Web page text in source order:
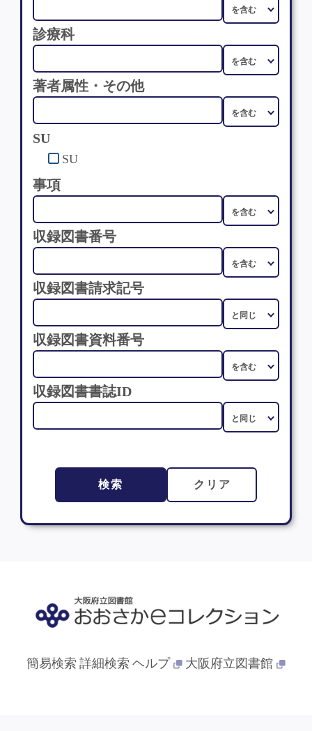
診療科
著者属性・その他
SU
SU
事項
収録図書番号
収録図書請求記号
収録図書資料番号
収録図書書誌ID
検索 クリア
簡易検索 詳細検索 ヘルプ 大阪府立図書館